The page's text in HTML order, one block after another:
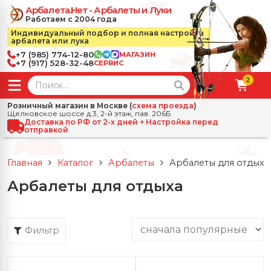
Арбалета.Нет - Арбалеты и Луки
Работаем с 2004 года
Индивидуальный подбор и полная настройка
арбалета или лука
+7 (985) 774-12-80 МАГАЗИН
+7 (917) 528-32-48СЕРВИС
2
Розничный магазин в Москве (схема проезда)
Щелковское шоссе д.3, 2-й этаж, пав. 206Б
Доставка по РФ от 2-х дней + Настройка перед
отправкой
← Назад ✕
Арбалеты
Арбалеты для отдыха
✕
боеприпасы ✕
Главная Каталог Арбалеты Арбалеты для отдыха
Арбалеты для отдыха
Фильтр